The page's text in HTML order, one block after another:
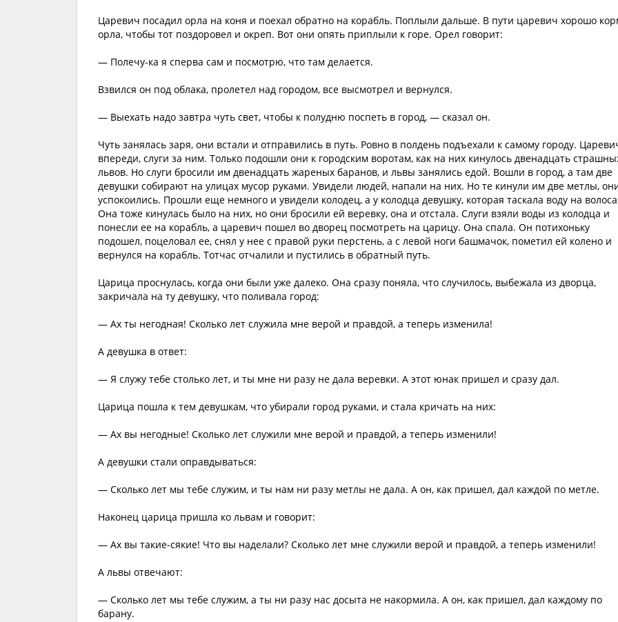
Царевич посадил орла на коня и поехал обратно на корабль. Поплыли дальше. В пути царевич хорошо
орла, чтобы тот поздоровел и окреп. Вот они опять приплыли к горе. Орел говорит:
— Полечу-ка я сперва сам и посмотрю, что там делается.
Взвился он под облака, пролетел над городом, все высмотрел и вернулся.
— Выехать надо завтра чуть свет, чтобы к полудню поспеть в город, — сказал он.
Чуть занялась заря, они встали и отправились в путь. Ровно в полдень подъехали к самому городу.
впереди, слуги за ним. Только подошли они к городским воротам, как на них кинулось двенадцать
львов. Но слуги бросили им двенадцать жареных баранов, и львы занялись едой. Вошли в город, а там две
девушки собирают на улицах мусор руками. Увидели людей, напали на них. Но те кинули им две метлы,
успокоились. Прошли еще немного и увидели колодец, а у колодца девушку, которая таскала воду на
Она тоже кинулась было на них, но они бросили ей веревку, она и отстала. Слуги взяли воды из колодца и
понесли ее на корабль, а царевич пошел во дворец посмотреть на царицу. Она спала. Он потихоньку
подошел, поцеловал ее, снял у нее с правой руки перстень, а с левой ноги башмачок, пометил ей колено и
вернулся на корабль. Тотчас отчалили и пустились в обратный путь.
Царица проснулась, когда они были уже далеко. Она сразу поняла, что случилось, выбежала из дворца,
закричала на ту девушку, что поливала город:
— Ах ты негодная! Сколько лет служила мне верой и правдой, а теперь изменила!
А девушка в ответ:
— Я служу тебе столько лет, и ты мне ни разу не дала веревки. А этот юнак пришел и сразу дал.
Царица пошла к тем девушкам, что убирали город руками, и стала кричать на них:
— Ах вы негодные! Сколько лет служили мне верой и правдой, а теперь изменили!
А девушки стали оправдываться:
— Сколько лет мы тебе служим, и ты нам ни разу метлы не дала. А он, как пришел, дал каждой по метле.
Наконец царица пришла ко львам и говорит:
— Ах вы такие-сякие! Что вы наделали? Сколько лет мне служили верой и правдой, а теперь изменили!
А львы отвечают:
— Сколько лет мы тебе служим, а ты ни разу нас досыта не накормила. А он, как пришел, дал каждому по
барану.